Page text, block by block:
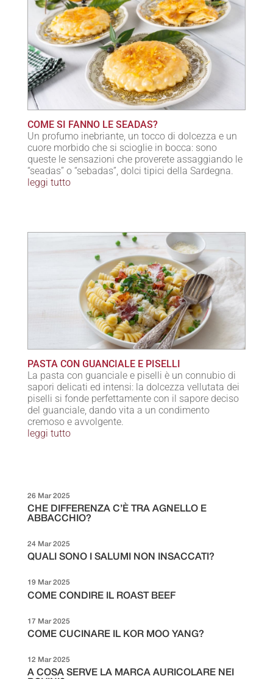
COME SI FANNO LE SEADAS?
Un profumo inebriante, un tocco di dolcezza e un
cuore morbido che si scioglie in bocca: sono
queste le sensazioni che proverete assaggiando le
“seadas” o “sebadas”, dolci tipici della Sardegna.
leggi tutto
PASTA CON GUANCIALE E PISELLI
La pasta con guanciale e piselli è un connubio di
sapori delicati ed intensi: la dolcezza vellutata dei
piselli si fonde perfettamente con il sapore deciso
del guanciale, dando vita a un condimento
cremoso e avvolgente.
leggi tutto
CHE DIFFERENZA C’È TRA AGNELLO E
ABBACCHIO?
26 Mar 2025
QUALI SONO I SALUMI NON INSACCATI?
24 Mar 2025
COME CONDIRE IL ROAST BEEF
19 Mar 2025
COME CUCINARE IL KOR MOO YANG?
17 Mar 2025
A COSA SERVE LA MARCA AURICOLARE NEI
12 Mar 2025